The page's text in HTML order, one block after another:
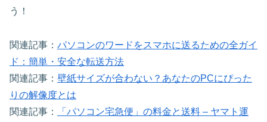
う！
関連記事： パソコンのワードをスマホに送るための全ガイ
ド：簡単・安全な転送方法
関連記事： 壁紙サイズが合わない？あなたのPCにぴった
りの解像度とは
関連記事：
「パソコン宅急便」の料金と送料 – ヤマト運